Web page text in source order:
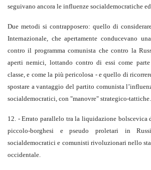
seguivano ancora le influenze socialdemocratiche
Due metodi si contrapposero: quello di
Internazionale, che apertamente conducevano
contro il programma comunista che contro la
aperti nemici, lottando contro di essi come
classe, e come la più pericolosa - e quello di
spostare a vantaggio del partito comunista
socialdemocratici, con "manovre" strategico-tattiche.
12. - Errato parallelo tra la liquidazione
piccolo-borghesi e pseudo proletari in
socialdemocratici e comunisti rivoluzionari nello
occidentale.